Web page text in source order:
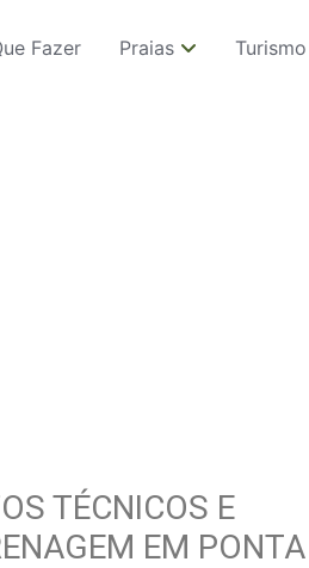
Fazer Praias Turismo
TÉCNICOS E
EM PONTA